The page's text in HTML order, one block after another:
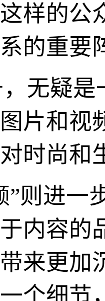
样的公
的重要
无疑
片和视
时尚和
”则进一
内容的
来更加
个细节